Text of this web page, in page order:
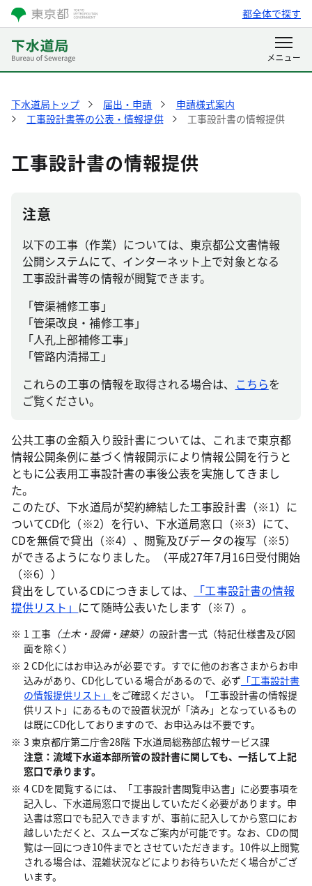
都全体で探す
下水道局トップ 届出・申請
申請様式案内
工事設計書等の公表・情報提供
工事設計書の情報提供
工事設計書の情報提供
注意
以下の工事（作業）については、東京都公文書情報
公開システムにて、インターネット上で対象となる
工事設計書等の情報が閲覧できます。
「管渠補修工事」
「管渠改良・補修工事」
「人孔上部補修工事」
「管路内清掃工」
これらの工事の情報を取得される場合は、 こちらを
ご覧ください。
公共工事の金額入り設計書については、これまで東京都
情報公開条例に基づく情報開示により情報公開を行うと
ともに公表用工事設計書の事後公表を実施してきまし
た。
このたび、下水道局が契約締結した工事設計書（※1）に
ついてCD化（※2）を行い、下水道局窓口（※3）にて、
CDを無償で貸出（※4）、閲覧及びデータの複写（※5）
ができるようになりました。（平成27年7月16日受付開始
（※6））
貸出をしているCDにつきましては、
「工事設計書の情報
提供リスト」 にて随時公表いたします（※7）。
1 工事 （土木・設備・建築） の設計書一式（特記仕様書及び図
面を除く）
2 CD化にはお申込みが必要です。すでに他のお客さまからお申
込みがあり、CD化している場合があるので、必ず 「工事設計書
の情報提供リスト」 をご確認ください。
「工事設計書の情報提
供リスト」にあるもので設置状況が「済み」となっているもの
は既にCD化しておりますので、お申込みは不要です。
3 東京都庁第二庁舎28階 下水道局総務部広報サービス課
注意：流域下水道本部所管の設計書に関しても、一括して上記
窓口で承ります。
4 CDを閲覧するには、「工事設計書閲覧申込書」に必要事項を
記入し、下水道局窓口で提出していただく必要があります。申
込書は窓口でも記入できますが、事前に記入してから窓口にお
越しいただくと、スムーズなご案内が可能です。なお、CDの閲
覧は一回につき10件までとさせていただきます。10件以上閲覧
される場合は、混雑状況などによりお待ちいただく場合がござ
います。